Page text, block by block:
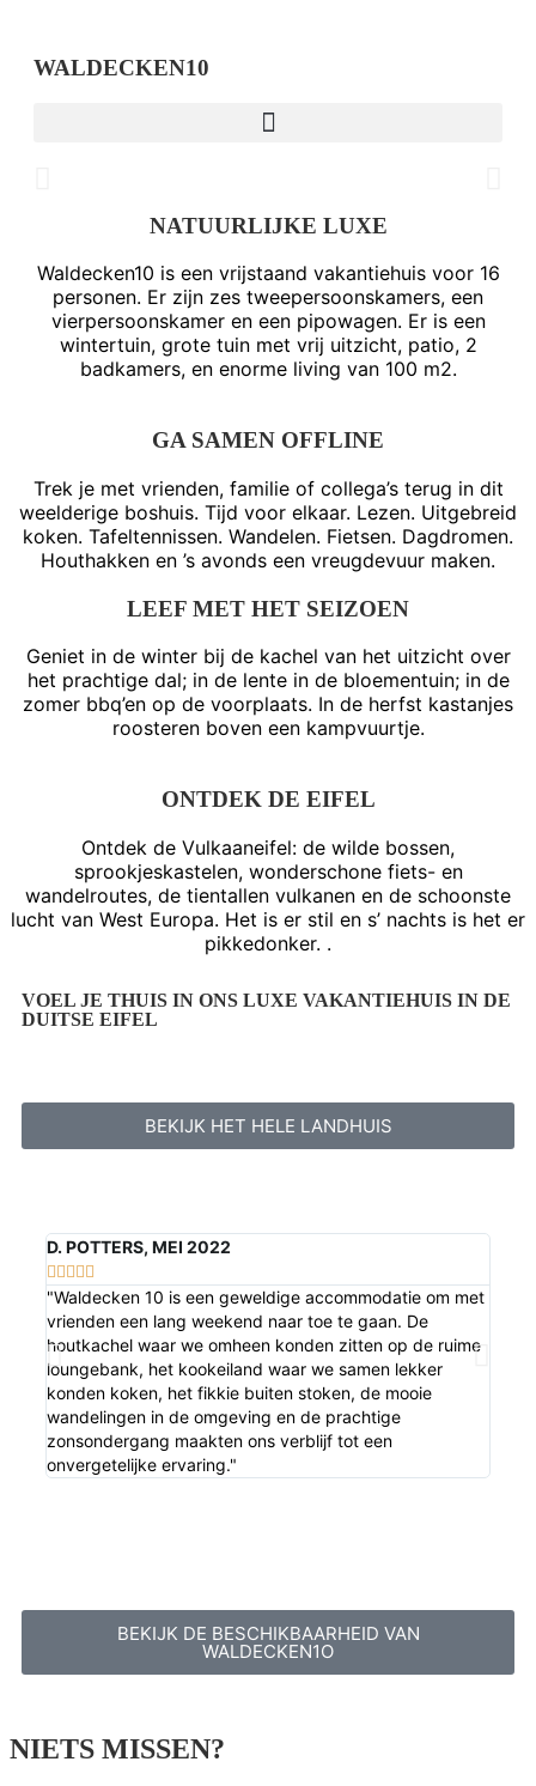
WALDECKEN10
WELKOM BIJ WALDECKEN10
NATUURLIJKE LUXE
Waldecken10 is een vrijstaand vakantiehuis voor 16
personen. Er zijn zes tweepersoonskamers, een
vierpersoonskamer en een pipowagen. Er is een
wintertuin, grote tuin met vrij uitzicht, patio, 2
badkamers, en enorme living van 100 m2.
GA SAMEN OFFLINE
Trek je met vrienden, familie of collega’s terug in dit
weelderige boshuis. Tijd voor elkaar. Lezen. Uitgebreid
koken. Tafeltennissen. Wandelen. Fietsen. Dagdromen.
Houthakken en ’s avonds een vreugdevuur maken.
LEEF MET HET SEIZOEN
Geniet in de winter bij de kachel van het uitzicht over
het prachtige dal; in de lente in de bloementuin; in de
zomer bbq’en op de voorplaats. In de herfst kastanjes
roosteren boven een kampvuurtje.
ONTDEK DE EIFEL
Ontdek de Vulkaaneifel: de wilde bossen,
sprookjeskastelen, wonderschone fiets- en
wandelroutes, de tientallen vulkanen en de schoonste
lucht van West Europa. Het is er stil en s’ nachts is het er
pikkedonker. .
VOEL JE THUIS IN ONS LUXE VAKANTIEHUIS IN DE
DUITSE EIFEL
BEKIJK HET HELE LANDHUIS
D. POTTERS, MEI 2022
    
"Waldecken 10 is een geweldige accommodatie om met
vrienden een lang weekend naar toe te gaan. De
houtkachel waar we omheen konden zitten op de ruime
loungebank, het kookeiland waar we samen lekker
konden koken, het fikkie buiten stoken, de mooie
wandelingen in de omgeving en de prachtige
zonsondergang maakten ons verblijf tot een
onvergetelijke ervaring."
BEKIJK DE BESCHIKBAARHEID VAN
WALDECKEN1O
NIETS MISSEN?